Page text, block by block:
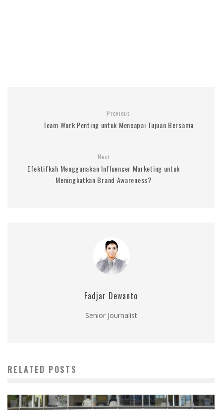
Previous
Team Work Penting untuk Mencapai Tujuan Bersama
Next
Efektifkah Menggunakan Influencer Marketing untuk
Meningkatkan Brand Awareness?
Fadjar Dewanto
Senior Journalist
RELATED POSTS